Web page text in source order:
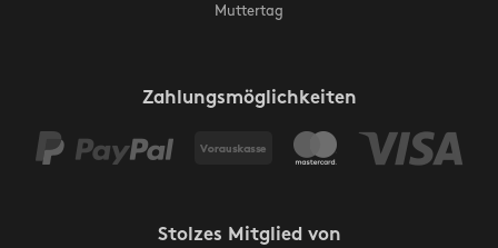
Muttertag
Zahlungsmöglichkeiten
Stolzes Mitglied von